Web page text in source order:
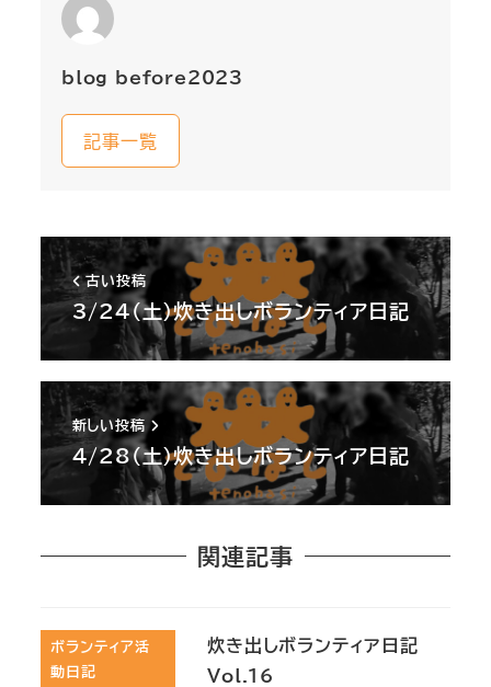
blog_before2023
記事一覧
古い投稿
3/24(土)炊き出しボランティア日記
新しい投稿
4/28(土)炊き出しボランティア日記
関連記事
ボランティア活
動日記
炊き出しボランティア日記
Vol.16